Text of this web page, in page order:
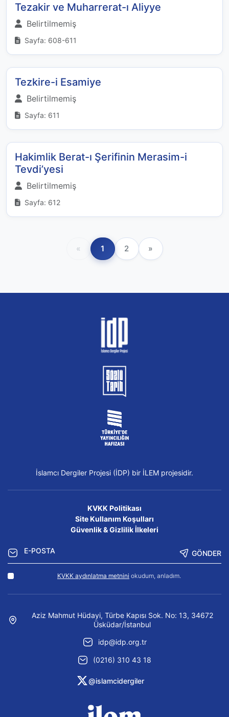
Tezakir ve Muharrerat-ı Aliyye
Belirtilmemiş
Sayfa: 608-611
Tezkire-i Esamiye
Belirtilmemiş
Sayfa: 611
Hakimlik Berat-ı Şerifinin Merasim-i
Tevdi’yesi
Belirtilmemiş
Sayfa: 612
« 1 2 »
İslamcı Dergiler Projesi (İDP) bir İLEM projesidir.
KVKK Politikası
Site Kullanım Koşulları
Güvenlik & Gizlilik İlkeleri
GÖNDER
KVKK aydınlatma metnini okudum, anladım.
Aziz Mahmut Hüdayi, Türbe Kapısı Sok. No: 13, 34672
Üsküdar/İstanbul
idp@idp.org.tr
(0216) 310 43 18
@islamcidergiler